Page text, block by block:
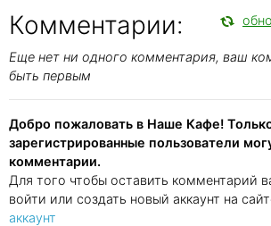
Комментарии:
Еще нет ни одного комментария, ваш
быть первым
Добро пожаловать в Наше Кафе!
зарегистрированные пользователи
комментарии.
Для того чтобы оставить комментарий
войти или создать новый аккаунт на
аккаунт